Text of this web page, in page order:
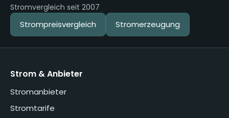
Stromvergleich seit 2007
Strompreisvergleich Stromerzeugung
Strom & Anbieter
Stromanbieter
Stromtarife